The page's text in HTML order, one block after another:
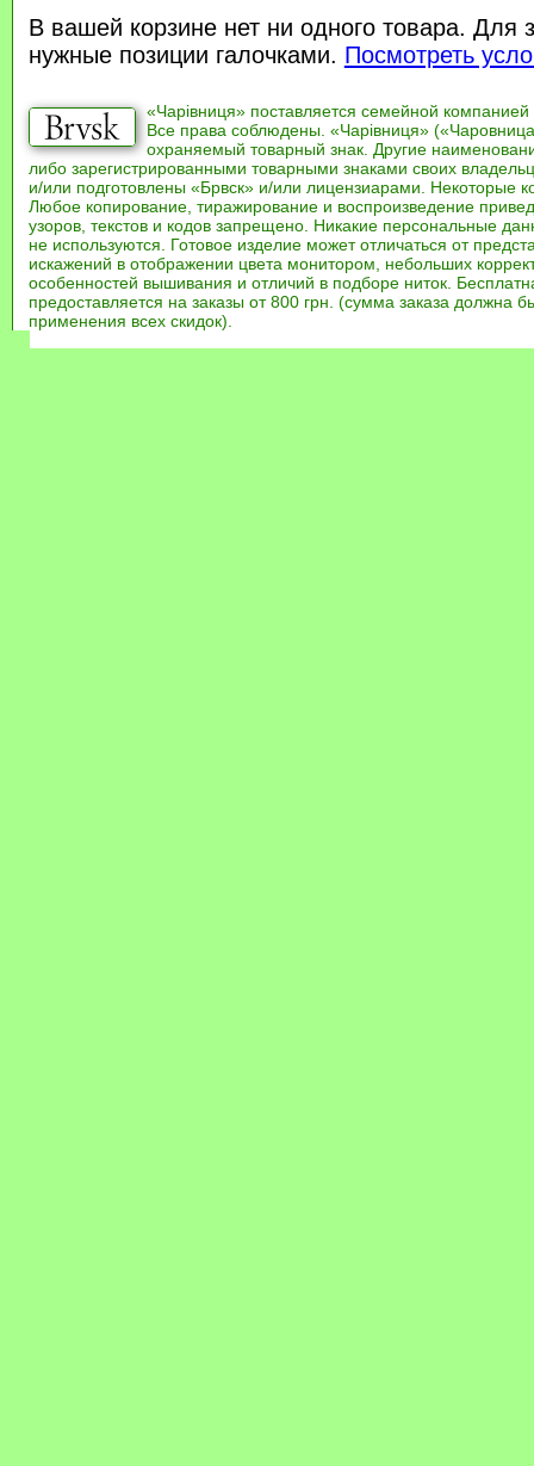
В вашей корзине нет ни одного товара. Для
нужные позиции галочками. Посмотреть
«Чарівниця» поставляется семейной компанией
Все права соблюдены. «Чарівниця»
охраняемый товарный знак. Другие
либо зарегистрированными товарными знаками своих
и/или подготовлены «Брвск» и/или лицензиарами. Некоторые
Любое копирование, тиражирование и воспроизведение
узоров, текстов и кодов запрещено. Никакие персональные
не используются. Готовое изделие может отличаться от
искажений в отображении цвета монитором, небольших
особенностей вышивания и отличий в подборе ниток.
предоставляется на заказы от 800 грн. (сумма заказа должна
применения всех скидок).